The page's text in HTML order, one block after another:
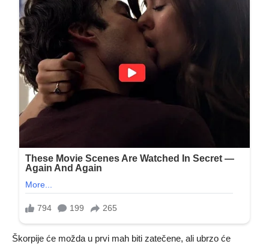
Škorpije će možda u prvi mah biti zatečene, ali ubrzo će